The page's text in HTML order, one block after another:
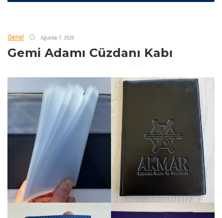
Genel Ağustos 7, 2026
Gemi Adamı Cüzdanı Kabı